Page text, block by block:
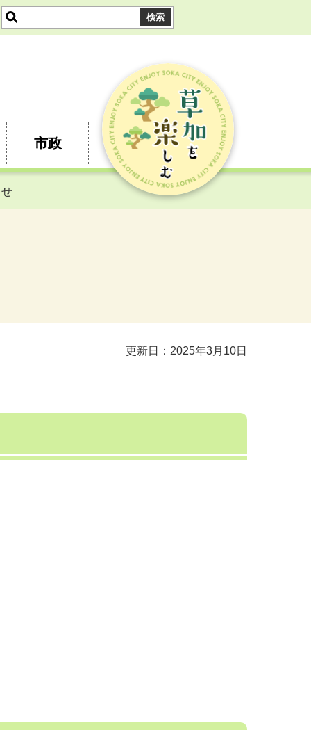
市政
更新日：2025年3月10日